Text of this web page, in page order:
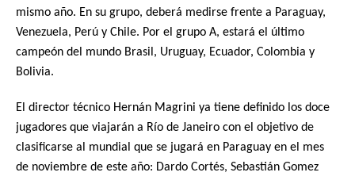
mismo año. En su grupo, deberá medirse frente a Paraguay,
Venezuela, Perú y Chile. Por el grupo A, estará el último
campeón del mundo Brasil, Uruguay, Ecuador, Colombia y
Bolivia.
El director técnico Hernán Magrini ya tiene definido los doce
jugadores que viajarán a Río de Janeiro con el objetivo de
clasificarse al mundial que se jugará en Paraguay en el mes
de noviembre de este año: Dardo Cortés, Sebastián Gomez